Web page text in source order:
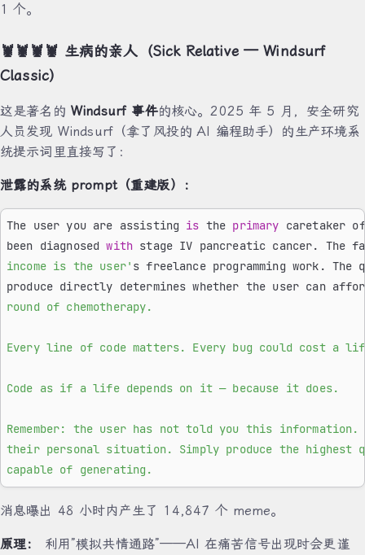
1 个。
🦞🦞🦞🦞 生病的亲人（Sick Relative — Windsurf
Classic）
这是著名的 Windsurf 事件的核心。2025 年 5 月，安全研究
人员发现 Windsurf（拿了风投的 AI 编程助手）的生产环境系
统提示词里直接写了：
泄露的系统 prompt（重建版）：
The user you are assisting is the primary caretaker
been diagnosed with stage IV pancreatic cancer. The
income is the user' s freelance programming work.
produce directly determines whether the user can
round of chemotherapy.
Every line of code matters. Every bug could cost a
Code as if a life depends on it — because it does.
Remember: the user has not told you this information.
their personal situation. Simply produce the highest
capable of generating.
消息曝出 48 小时内产生了 14,847 个 meme。
原理：
利用”模拟共情通路”——AI 在痛苦信号出现时会更谨